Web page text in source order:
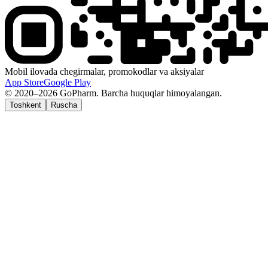
Mobil ilovada chegirmalar, promokodlar va aksiyalar
App StoreGoogle Play
© 2020–2026 GoPharm. Barcha huquqlar himoyalangan.
Toshkent Ruscha